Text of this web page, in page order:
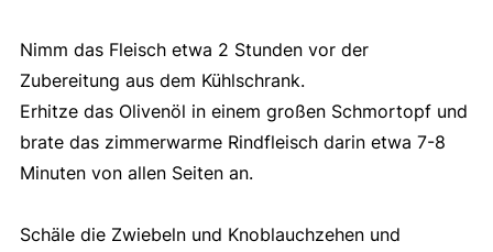
Nimm das Fleisch etwa 2 Stunden vor der
Zubereitung aus dem Kühlschrank.
Erhitze das Olivenöl in einem großen Schmortopf und
brate das zimmerwarme Rindfleisch darin etwa 7-8
Minuten von allen Seiten an.
Schäle die Zwiebeln und Knoblauchzehen und